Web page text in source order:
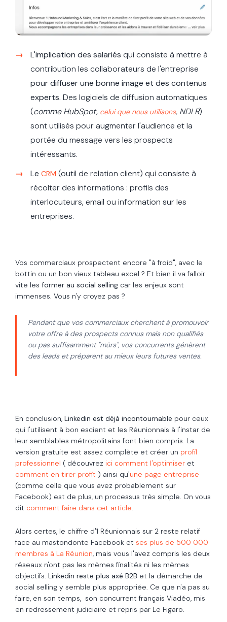
L'implication des salariés qui consiste à mettre à
contribution les collaborateurs de l'entreprise
pour diffuser une bonne image et des contenus
experts. Des logiciels de diffusion automatiques
(comme HubSpot, celui que nous utilisons, NDLR)
sont utilisés pour augmenter l'audience et la
portée du message vers les prospects
intéressants.
Le CRM (outil de relation client) qui consiste à
récolter des informations : profils des
interlocuteurs, email ou information sur les
entreprises.
Vos commerciaux prospectent encore "à froid", avec le
bottin ou un bon vieux tableau excel ? Et bien il va falloir
vite les former au social selling car les enjeux sont
immenses. Vous n'y croyez pas ?
Pendant que vos commerciaux cherchent à promouvoir
votre offre à des prospects connus mais non qualifiés
ou pas suffisamment "mûrs", vos concurrents génèrent
des leads et préparent au mieux leurs futures ventes.
En conclusion, Linkedin est déjà incontournable pour ceux
qui l'utilisent à bon escient et les Réunionnais à l'instar de
leur semblables métropolitains l'ont bien compris. La
version gratuite est assez complète et créer un profil
professionnel ( découvrez ici comment l'optimiser et
comment en tirer profit ) ainsi qu'une page entreprise
(comme celle que vous avez probablement sur
Facebook) est de plus, un processus très simple. On vous
dit comment faire dans cet article.
Alors certes, le chiffre d'1 Réunionnais sur 2 reste relatif
face au mastondonte Facebook et ses plus de 500 000
membres à La Réunion, mais vous l'avez compris les deux
réseaux n'ont pas les mêmes finalités ni les mêmes
objectifs. Linkedin reste plus axé B2B et la démarche de
social selling y semble plus appropriée. Ce que n'a pas su
faire, en son temps, son concurrent français Viadéo, mis
en redressement judiciaire et repris par Le Figaro.